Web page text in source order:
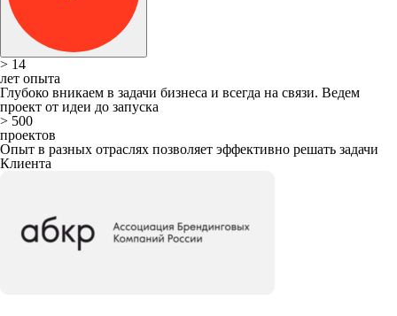
> 14
лет опыта
Глубоко вникаем в задачи бизнеса и всегда на связи. Ведем
проект от идеи до запуска
> 500
проектов
Опыт в разных отраслях позволяет эффективно решать задачи
Клиента